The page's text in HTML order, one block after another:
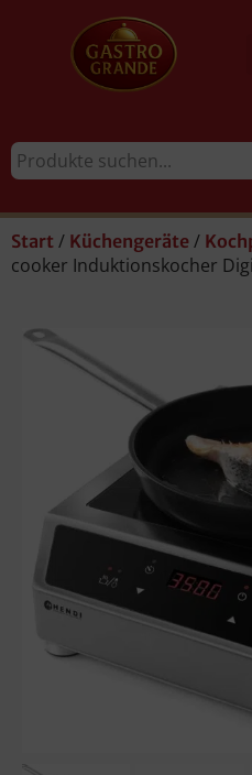
Start / Küchengeräte /
cooker Induktionskocher